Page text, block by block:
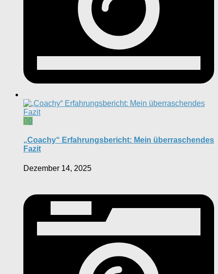
0
„Coachy“ Erfahrungsbericht: Mein überraschendes
Fazit
Dezember 14, 2025